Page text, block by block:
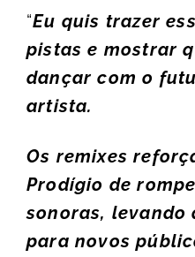
“Eu quis trazer
pistas e mostrar
dançar com o
artista.
Os remixes reforç
Prodígio de
sonoras, levando
para novos pú